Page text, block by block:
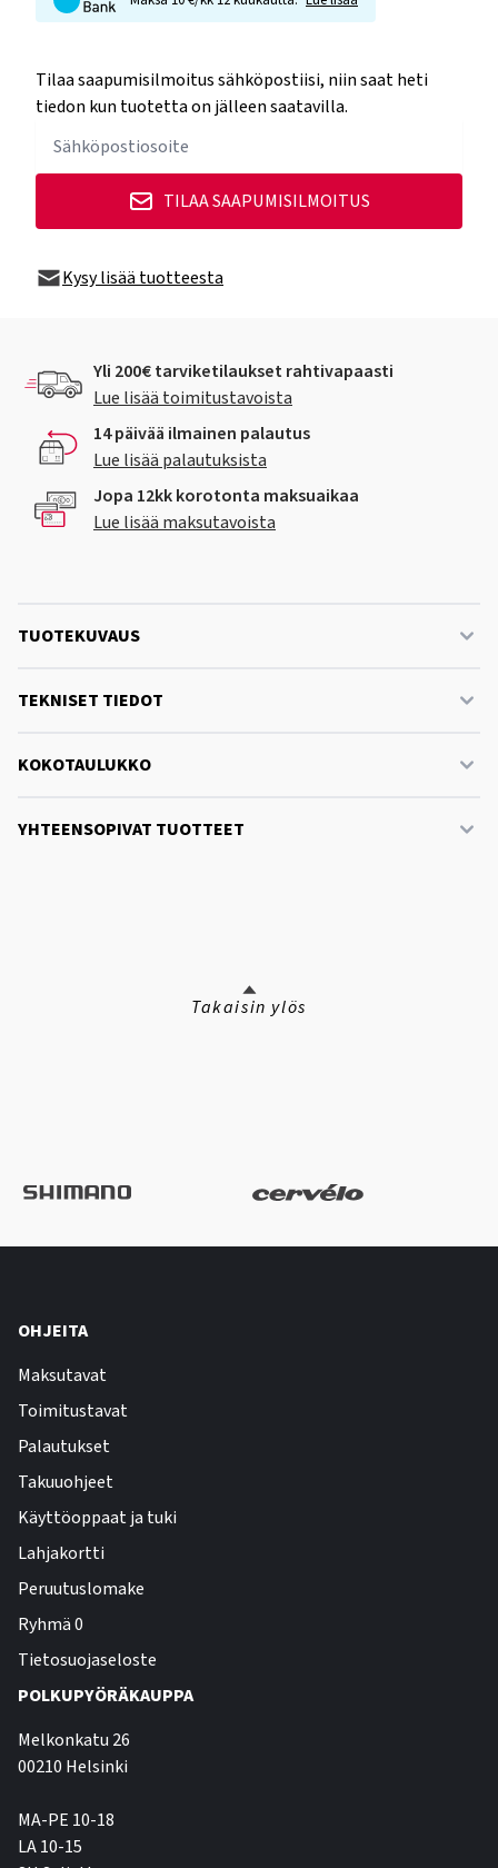
Tilaa saapumisilmoitus sähköpostiisi, niin saat heti
tiedon kun tuotetta on jälleen saatavilla.
TILAA SAAPUMISILMOITUS
Kysy lisää tuotteesta
Yli 200€ tarviketilaukset rahtivapaasti
Lue lisää toimitustavoista
14 päivää ilmainen palautus
Lue lisää palautuksista
Jopa 12kk korotonta maksuaikaa
Lue lisää maksutavoista
TUOTEKUVAUS
TEKNISET TIEDOT
KOKOTAULUKKO
YHTEENSOPIVAT TUOTTEET
Takaisin ylös
OHJEITA
Maksutavat
Toimitustavat
Palautukset
Takuuohjeet
Käyttöoppaat ja tuki
Lahjakortti
Peruutuslomake
Ryhmä 0
Tietosuojaseloste
POLKUPYÖRÄKAUPPA
Melkonkatu 26
00210 Helsinki
MA-PE 10-18
LA 10-15